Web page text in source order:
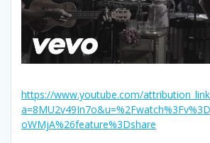
https://www.youtube.com/
oWMjA%26feature%3Dshare